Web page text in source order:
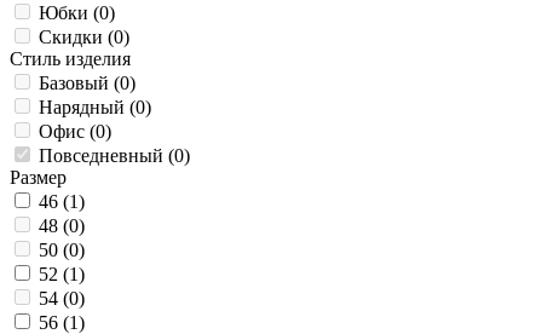
Юбки (0)
Скидки (0)
Стиль изделия
Базовый (0)
Нарядный (0)
Офис (0)
Повседневный (0)
Размер
46 (1)
48 (0)
50 (0)
52 (1)
54 (0)
56 (1)